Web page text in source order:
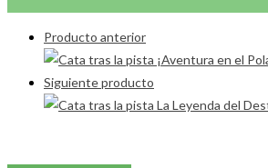
Producto anterior
Siguiente producto